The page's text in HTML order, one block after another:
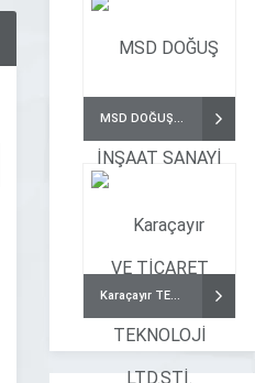
Ankara Kanopi
MSD DOĞUŞ İNŞAAT SANAYİ VE TİCARET LTD.ŞTİ.
Karaçayır TEKNOLOJİ